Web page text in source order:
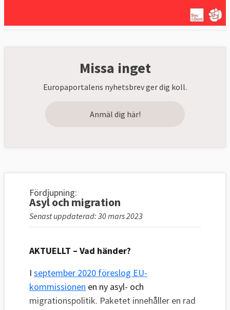
Missa inget
Europaportalens nyhetsbrev ger dig koll.
Anmäl dig här!
Fördjupning:
Asyl och migration
Senast uppdaterad: 30 mars 2023
AKTUELLT – Vad händer?
I september 2020 föreslog EU-
kommissionen en ny asyl- och
migrationspolitik. Paketet innehåller en rad